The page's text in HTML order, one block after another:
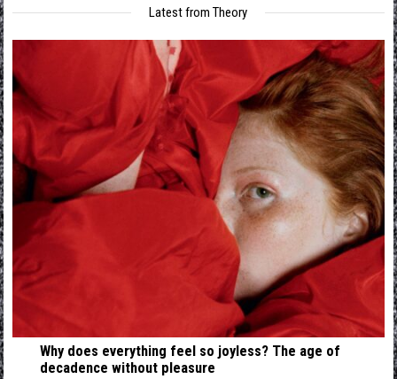
Latest from Theory
Why does everything feel so joyless? Τhe age of
decadence without pleasure